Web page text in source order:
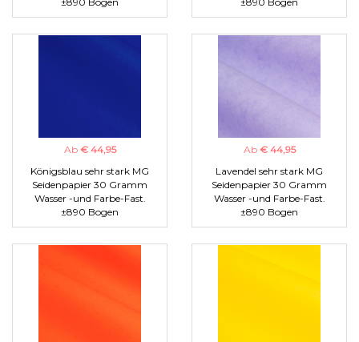
Ab € 44,95
Königsblau sehr stark MG
Seidenpapier 30 Gramm
Wasser -und Farbe-Fast.
±890 Bogen
Ab € 44,95
Lavendel sehr stark MG
Seidenpapier 30 Gramm
Wasser -und Farbe-Fast.
±890 Bogen